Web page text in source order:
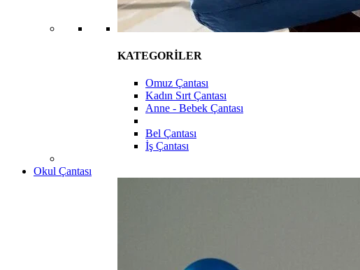
KATEGORİLER
Omuz Çantası
Kadın Sırt Çantası
Anne - Bebek Çantası
Bel Çantası
İş Çantası
Okul Çantası